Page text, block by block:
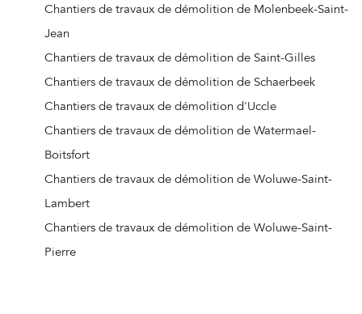
Chantiers de travaux de démolition de Molenbeek-Saint-
Jean
Chantiers de travaux de démolition de Saint-Gilles
Chantiers de travaux de démolition de Schaerbeek
Chantiers de travaux de démolition d'Uccle
Chantiers de travaux de démolition de Watermael-
Boitsfort
Chantiers de travaux de démolition de Woluwe-Saint-
Lambert
Chantiers de travaux de démolition de Woluwe-Saint-
Pierre